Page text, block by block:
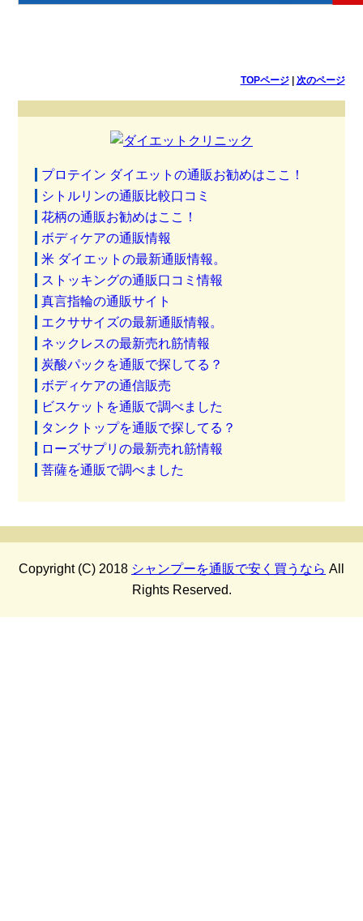
TOPページ| 次のページ
プロテイン ダイエットの通販お勧めはここ！
シトルリンの通販比較口コミ
花柄の通販お勧めはここ！
ボディケアの通販情報
米 ダイエットの最新通販情報。
ストッキングの通販口コミ情報
真言指輪の通販サイト
エクササイズの最新通販情報。
ネックレスの最新売れ筋情報
炭酸パックを通販で探してる？
ボディケアの通信販売
ビスケットを通販で調べました
タンクトップを通販で探してる？
ローズサプリの最新売れ筋情報
菩薩を通販で調べました
Copyright (C) 2018 シャンプーを通販で安く買うなら All
Rights Reserved.